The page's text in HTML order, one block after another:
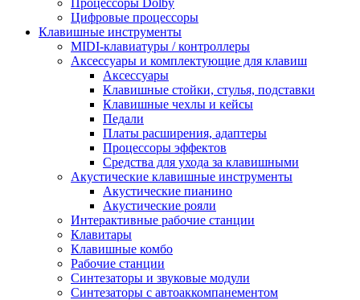
Процессоры Dolby
Цифровые процессоры
Клавишные инструменты
MIDI-клавиатуры / контроллеры
Аксессуары и комплектующие для клавиш
Аксессуары
Клавишные стойки, стулья, подставки
Клавишные чехлы и кейсы
Педали
Платы расширения, адаптеры
Процессоры эффектов
Средства для ухода за клавишными
Акустические клавишные инструменты
Акустические пианино
Акустические рояли
Интерактивные рабочие станции
Клавитары
Клавишные комбо
Рабочие станции
Синтезаторы и звуковые модули
Синтезаторы с автоаккомпанементом